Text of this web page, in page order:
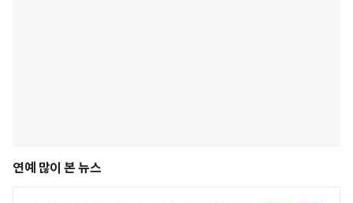
연예 많이 본 뉴스